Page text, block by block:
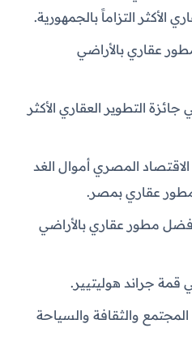
التزاماً بالجمهورية.
عقاري بالأراضي
جائزة التطوير العقاري الأكثر
الاقتصاد المصري أموال الغد
عقاري بمصر.
أفضل مطور عقاري بالأراضي
المجتمع والثقافة والسياحة